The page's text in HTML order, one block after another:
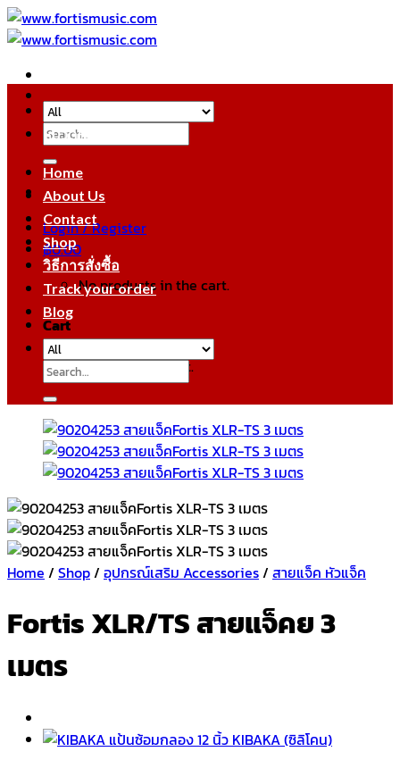
Skip
to
Search
for:
Login / Register
฿0.00
No products in the cart.
Cart
No products in the cart.
หมวดหมู่สินค้า
Home
About Us
Contact
Shop
วิธีการสั่งซื้อ
Track your order
Blog
Search
for:
Home / Shop/ อุปกรณ์เสริม Accessories/ สายแจ็ค หัวแจ็ค
Fortis XLR/TS สายแจ็คย 3
เมตร